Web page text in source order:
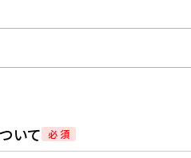
いて 必 須